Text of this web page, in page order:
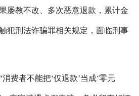
屡教不改、多次恶意退款，累计金
犯刑法诈骗罪相关规定，面临刑事
者不能把‘仅退款’当成‘零元